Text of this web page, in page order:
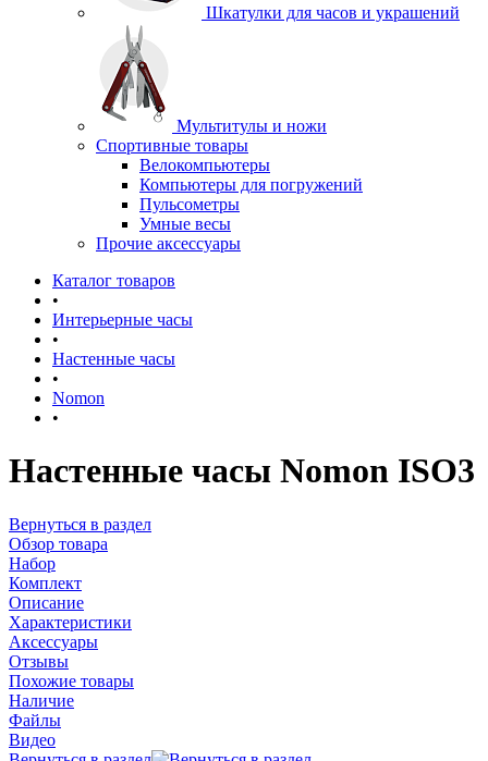
Шкатулки для часов и украшений
Мультитулы и ножи
Спортивные товары
Велокомпьютеры
Компьютеры для погружений
Пульсометры
Умные весы
Прочие аксессуары
Каталог товаров
•
Интерьерные часы
•
Настенные часы
•
Nomon
•
Настенные часы Nomon ISO3
Вернуться в раздел
Обзор товара
Набор
Комплект
Описание
Характеристики
Аксессуары
Отзывы
Похожие товары
Наличие
Файлы
Видео